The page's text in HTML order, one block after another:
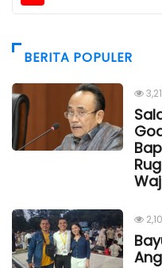
BERITA POPULER